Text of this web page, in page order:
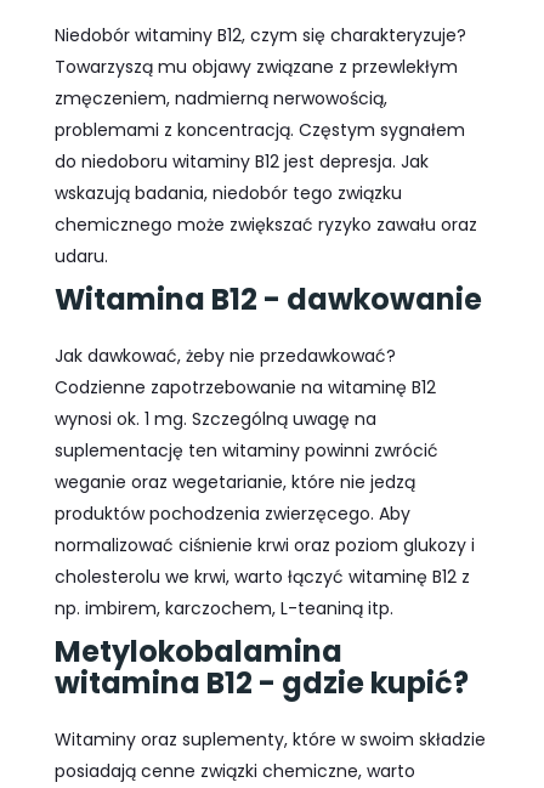
Niedobór witaminy B12, czym się charakteryzuje?
Towarzyszą mu objawy związane z przewlekłym
zmęczeniem, nadmierną nerwowością,
problemami z koncentracją. Częstym sygnałem
do niedoboru witaminy B12 jest depresja. Jak
wskazują badania, niedobór tego związku
chemicznego może zwiększać ryzyko zawału oraz
udaru.
Witamina B12 - dawkowanie
Jak dawkować, żeby nie przedawkować?
Codzienne zapotrzebowanie na witaminę B12
wynosi ok. 1 mg. Szczególną uwagę na
suplementację ten witaminy powinni zwrócić
weganie oraz wegetarianie, które nie jedzą
produktów pochodzenia zwierzęcego. Aby
normalizować ciśnienie krwi oraz poziom glukozy i
cholesterolu we krwi, warto łączyć witaminę B12 z
np. imbirem, karczochem, L-teaniną itp.
Metylokobalamina
witamina B12 - gdzie kupić?
Witaminy oraz suplementy, które w swoim składzie
posiadają cenne związki chemiczne, warto